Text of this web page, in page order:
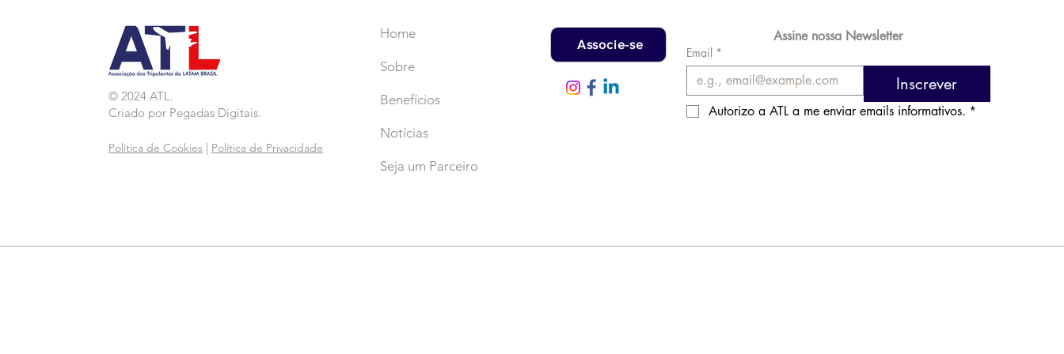
© 2024 ATL.
Criado por Pegadas Digitais.
Política de Cookies Política de Privacidade
Home
Sobre
Benefícios
Notícias
Seja um Parceiro
Associe-se
Assine nossa Newsletter
Email *
Inscrever
Autorizo a ATL a me enviar emails informativos. *